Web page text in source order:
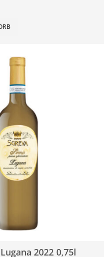
2022 0,75l